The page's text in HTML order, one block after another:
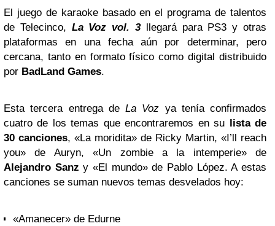
El juego de karaoke basado en el programa de talentos
de Telecinco, La Voz vol. 3llegará para PS3 y otras
plataformas en una fecha aún por determinar, pero
cercana, tanto en formato físico como digital distribuido
por BadLand Games.
Esta tercera entrega de La Voz ya tenía confirmados
cuatro de los temas que encontraremos en su lista de
30 canciones, «La moridita» de Ricky Martin, «I’ll reach
you» de Auryn, «Un zombie a la intemperie» de
Alejandro Sanz y «El mundo» de Pablo López. A estas
canciones se suman nuevos temas desvelados hoy:
«Amanecer» de Edurne